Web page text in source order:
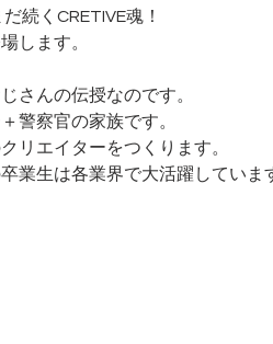
続くCRETIVE魂！
します。
さんの伝授なのです。
警察官の家族です。
リエイターをつくります。
業生は各業界で大活躍してい